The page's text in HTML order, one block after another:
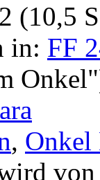
(10,5
in: FF
, Onkel
von